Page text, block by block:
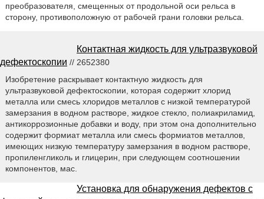
преобразователя, смещенных от продольной оси рельса в
сторону, противоположную от рабочей грани головки рельса.
Контактная жидкость для ультразвуковой
дефектоскопии // 2652380
Изобретение раскрывает контактную жидкость для
ультразвуковой дефектоскопии, которая содержит хлорид
металла или смесь хлоридов металлов с низкой температурой
замерзания в водном растворе, жидкое стекло, полиакриламид,
антикоррозионные добавки и воду, при этом она дополнительно
содержит формиат металла или смесь формиатов металлов,
имеющих низкую температуру замерзания в водном растворе,
пропиленгликоль и глицерин, при следующем соотношении
компонентов, мас.
Установка для обнаружения дефектов с